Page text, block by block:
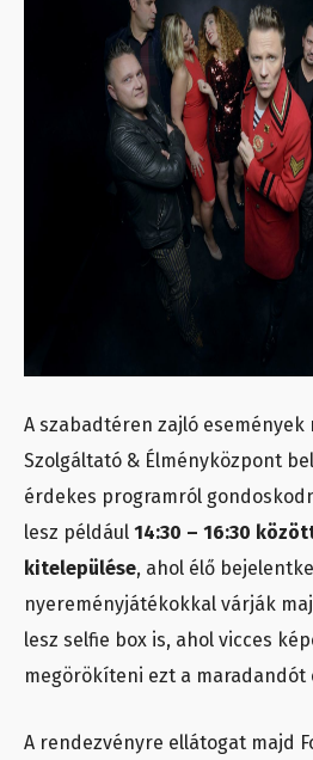
A szabadtéren zajló események
Szolgáltató & Élményközpont
érdekes programról
lesz például 14:30 – 16:30
kitelepülése, ahol élő
nyereményjátékokkal várják
lesz selfie box is, ahol vicces
megörökíteni ezt a maradandót
A rendezvényre ellátogat majd